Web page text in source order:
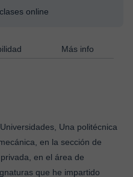
online
Más info
Una politécnica
en la sección de
en el área de
que he impartido